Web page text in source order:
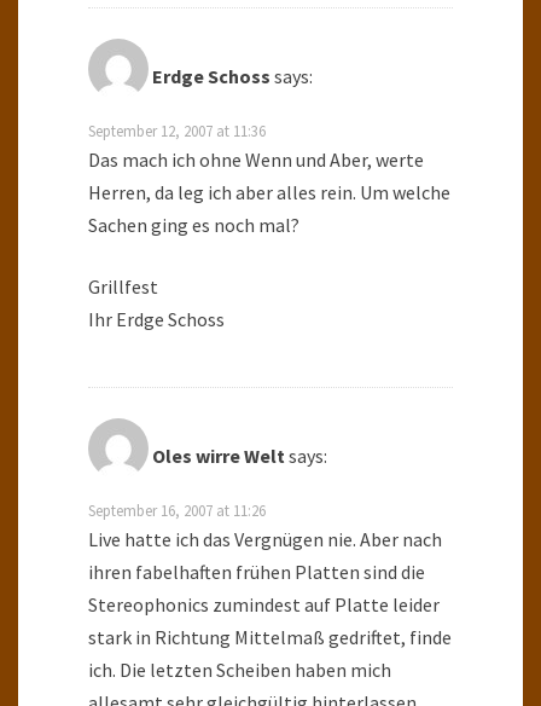
Erdge Schoss says:
September 12, 2007 at 11:36
Das mach ich ohne Wenn und Aber, werte
Herren, da leg ich aber alles rein. Um welche
Sachen ging es noch mal?
Grillfest
Ihr Erdge Schoss
Oles wirre Welt says:
September 16, 2007 at 11:26
Live hatte ich das Vergnügen nie. Aber nach
ihren fabelhaften frühen Platten sind die
Stereophonics zumindest auf Platte leider
stark in Richtung Mittelmaß gedriftet, finde
ich. Die letzten Scheiben haben mich